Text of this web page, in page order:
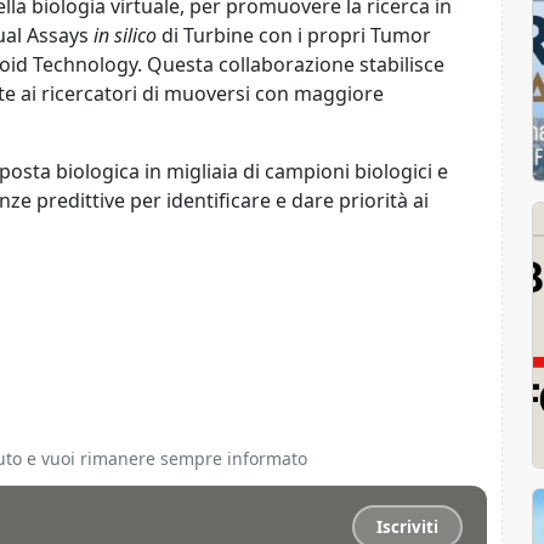
biologia virtuale, per promuovere la ricerca in
Assays in silicodi Turbine con i propri Tumor
Technology. Questa collaborazione stabilisce
ai ricercatori di muoversi con maggiore
biologica in migliaia di campioni biologici e
predittive per identificare e dare priorità ai
e vuoi rimanere sempre informato
Iscriviti